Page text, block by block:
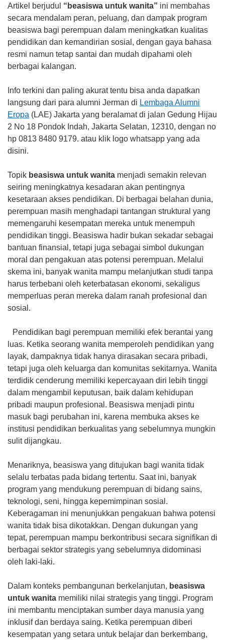
Artikel berjudul “beasiswa untuk wanita” ini membahas
secara mendalam peran, peluang, dan dampak program
beasiswa bagi perempuan dalam meningkatkan kualitas
pendidikan dan kemandirian sosial, dengan gaya bahasa
resmi namun tetap santai dan mudah dipahami oleh
berbagai kalangan.
Info terkini dan paling akurat tentu bisa anda dapatkan
langsung dari para alumni Jerman di Lembaga Alumni
Eropa (LAE) Jakarta yang beralamat di jalan Gedung Hijau
2 No 18 Pondok Indah, Jakarta Selatan, 12310, dengan no
hp 0813 8480 9179. atau klik logo whatsapp yang ada
disini.
Topik beasiswa untuk wanita menjadi semakin relevan
seiring meningkatnya kesadaran akan pentingnya
kesetaraan akses pendidikan. Di berbagai belahan dunia,
perempuan masih menghadapi tantangan struktural yang
memengaruhi kesempatan mereka untuk menempuh
pendidikan tinggi. Beasiswa hadir bukan sekadar sebagai
bantuan finansial, tetapi juga sebagai simbol dukungan
moral dan pengakuan atas potensi perempuan. Melalui
skema ini, banyak wanita mampu melanjutkan studi tanpa
harus terbebani oleh keterbatasan ekonomi, sekaligus
memperluas peran mereka dalam ranah profesional dan
sosial.
Pendidikan bagi perempuan memiliki efek berantai yang
luas. Ketika seorang wanita memperoleh pendidikan yang
layak, dampaknya tidak hanya dirasakan secara pribadi,
tetapi juga oleh keluarga dan komunitas sekitarnya. Wanita
terdidik cenderung memiliki kepercayaan diri lebih tinggi
dalam mengambil keputusan, baik dalam kehidupan
pribadi maupun profesional. Beasiswa menjadi pintu
masuk bagi perubahan ini, karena membuka akses ke
institusi pendidikan berkualitas yang sebelumnya mungkin
sulit dijangkau.
Menariknya, beasiswa yang ditujukan bagi wanita tidak
selalu terbatas pada bidang tertentu. Saat ini, banyak
program yang mendukung perempuan di bidang sains,
teknologi, seni, hingga kepemimpinan sosial.
Keberagaman ini menunjukkan pengakuan bahwa potensi
wanita tidak bisa dikotakkan. Dengan dukungan yang
tepat, perempuan mampu berkontribusi secara signifikan di
berbagai sektor strategis yang sebelumnya didominasi
oleh laki-laki.
Dalam konteks pembangunan berkelanjutan, beasiswa
untuk wanita memiliki nilai strategis yang tinggi. Program
ini membantu menciptakan sumber daya manusia yang
inklusif dan berdaya saing. Ketika perempuan diberi
kesempatan yang setara untuk belajar dan berkembang,